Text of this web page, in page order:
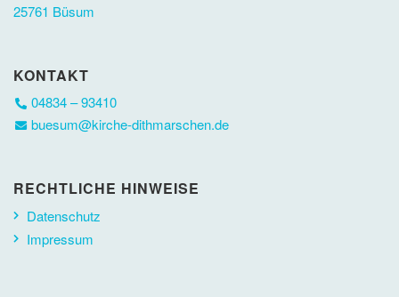
25761 Büsum
KONTAKT
04834 – 93410
buesum@kirche-dithmarschen.de
RECHTLICHE HINWEISE
Datenschutz
Impressum